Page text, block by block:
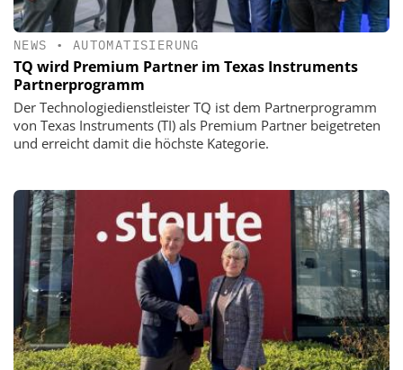
NEWS • AUTOMATISIERUNG
TQ wird Premium Partner im Texas Instruments
Partnerprogramm
Der Technologiedienstleister TQ ist dem Partnerprogramm
von Texas Instruments (TI) als Premium Partner beigetreten
und erreicht damit die höchste Kategorie.